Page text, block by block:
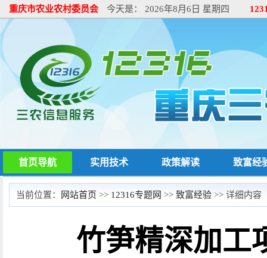
重庆市农业农村委员会 今天是： 2026年8月6日 星期四
首页导航 实用技术 政策解读 致富经
当前位置： 网站首页 >> 12316专题网 >> 致富经验 >> 详细内容
竹笋精深加工